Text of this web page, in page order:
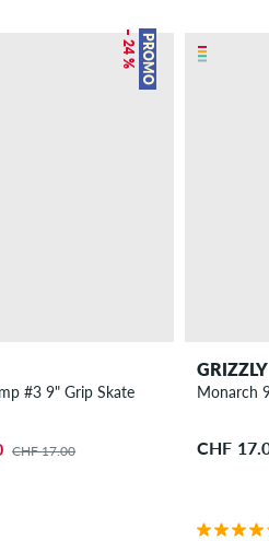
PROMO
– 24 %
#3 9" Grip Skate
CHF 17.00
GRIZZLY
Monarch
CHF